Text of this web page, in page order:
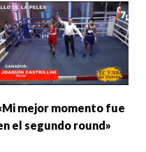
mejor momento fue
el segundo round»